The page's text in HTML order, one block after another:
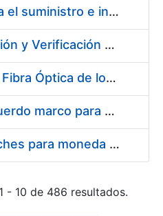
Acuerdo marco para el suministro e instalación de persianas, estores y otros complementos
Servicio de Calibración y Verificación Externa de los Equipos de Medición del Servicio de Prevención de la FNMT-RCM
Conexión mediante Fibra Óptica de los Centros de Proceso de Datos (CPDs) de las sedes de la FNMT-RCM de Burgos y Madrid
Contratación de acuerdo marco para el Suministro de Material de Electricidad para la Fábrica Nacional de Moneda y Timbre-Real Casa de la Moneda en su centro de trabajo de Burgos
Suministro de estuches para moneda de 30 €
- 10 de 486 resultados.